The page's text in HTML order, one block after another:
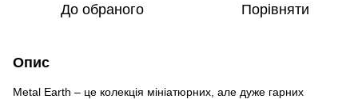
До обраного Порівняти
Опис
Metal Earth – це колекція мініатюрних, але дуже гарних